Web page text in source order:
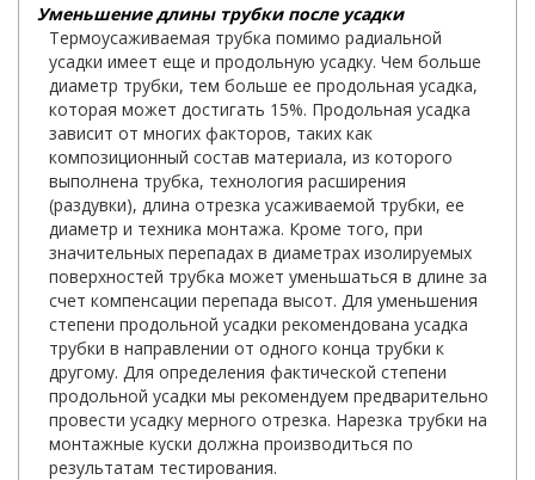
Уменьшение длины трубки после усадки
Термоусаживаемая трубка помимо радиальной
усадки имеет еще и продольную усадку. Чем больше
диаметр трубки, тем больше ее продольная усадка,
которая может достигать 15%. Продольная усадка
зависит от многих факторов, таких как
композиционный состав материала, из которого
выполнена трубка, технология расширения
(раздувки), длина отрезка усаживаемой трубки, ее
диаметр и техника монтажа. Кроме того, при
значительных перепадах в диаметрах изолируемых
поверхностей трубка может уменьшаться в длине за
счет компенсации перепада высот. Для уменьшения
степени продольной усадки рекомендована усадка
трубки в направлении от одного конца трубки к
другому. Для определения фактической степени
продольной усадки мы рекомендуем предварительно
провести усадку мерного отрезка. Нарезка трубки на
монтажные куски должна производиться по
результатам тестирования.